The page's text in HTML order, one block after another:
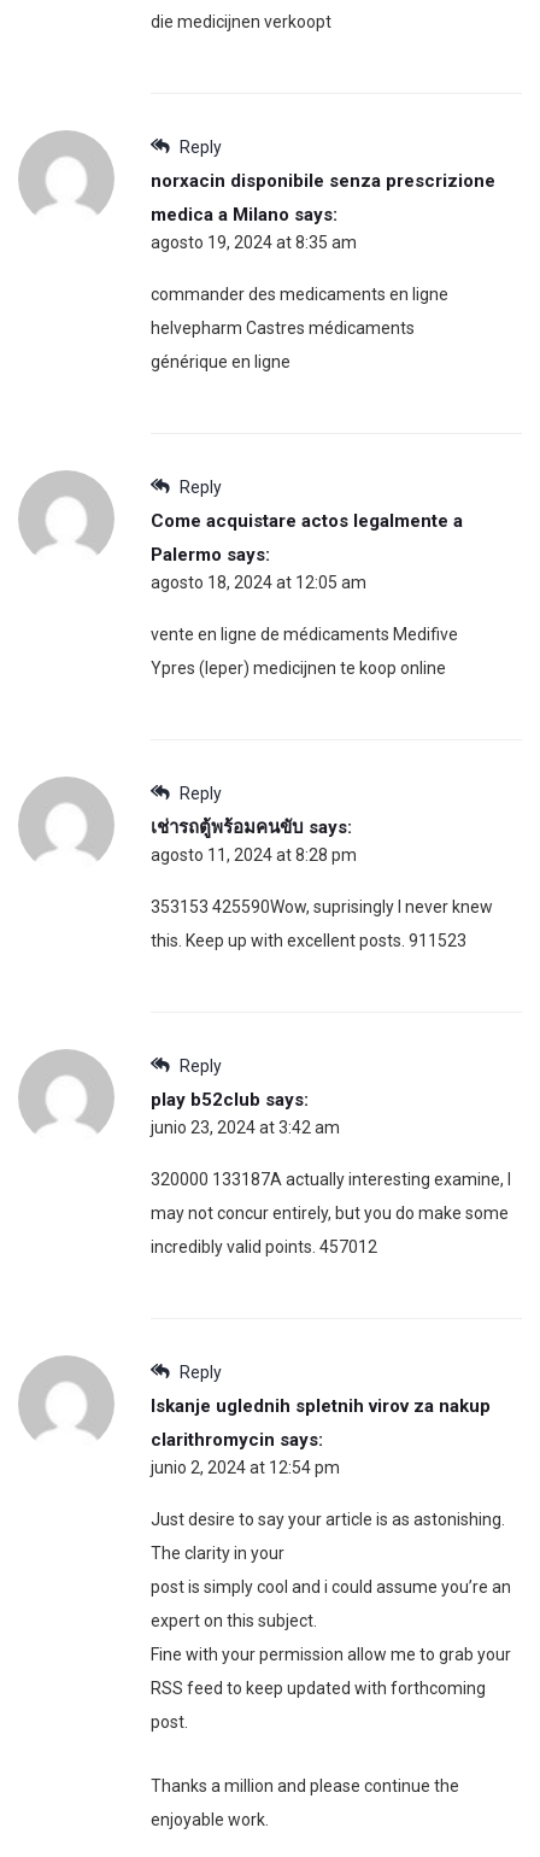
die medicijnen verkoopt
Reply
norxacin disponibile senza prescrizione
medica a Milano says:
agosto 19, 2024 at 8:35 am
commander des medicaments en ligne
helvepharm Castres médicaments
générique en ligne
Reply
Come acquistare actos legalmente a
Palermo says:
agosto 18, 2024 at 12:05 am
vente en ligne de médicaments Medifive
Ypres (Ieper) medicijnen te koop online
Reply
เช่ารถตู้พร้อมคนขับ says:
agosto 11, 2024 at 8:28 pm
353153 425590Wow, suprisingly I never knew
this. Keep up with excellent posts. 911523
Reply
play b52club says:
junio 23, 2024 at 3:42 am
320000 133187A actually interesting examine, I
may not concur entirely, but you do make some
incredibly valid points. 457012
Reply
Iskanje uglednih spletnih virov za nakup
clarithromycin says:
junio 2, 2024 at 12:54 pm
Just desire to say your article is as astonishing.
The clarity in your
post is simply cool and i could assume you’re an
expert on this subject.
Fine with your permission allow me to grab your
RSS feed to keep updated with forthcoming
post.
Thanks a million and please continue the
enjoyable work.